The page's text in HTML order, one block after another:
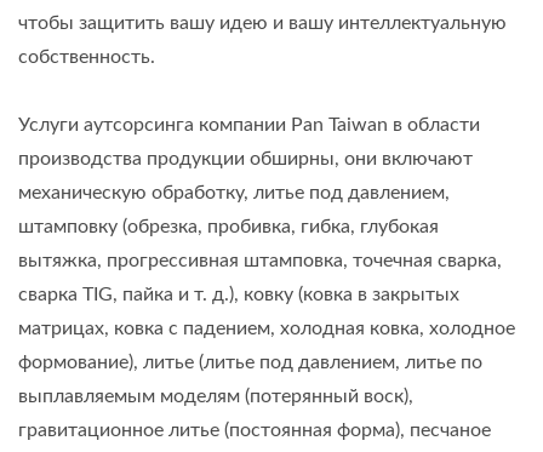
чтобы защитить вашу идею и вашу интеллектуальную
собственность.
Услуги аутсорсинга компании Pan Taiwan в области
производства продукции обширны, они включают
механическую обработку, литье под давлением,
штамповку (обрезка, пробивка, гибка, глубокая
вытяжка, прогрессивная штамповка, точечная сварка,
сварка TIG, пайка и т. д.), ковку (ковка в закрытых
матрицах, ковка с падением, холодная ковка, холодное
формование), литье (литье под давлением, литье по
выплавляемым моделям (потерянный воск),
гравитационное литье (постоянная форма), песчаное